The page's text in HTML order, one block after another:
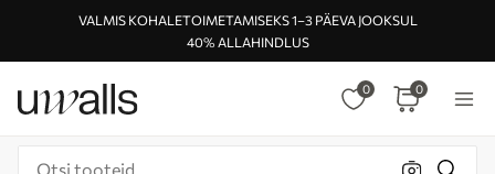
VALMIS KOHALETOIMETAMISEKS 1–3 PÄEVA JOOKSUL
40% ALLAHINDLUS
0 0